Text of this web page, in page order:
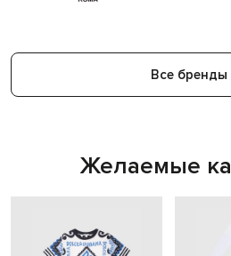
Все бренды
Желаемые